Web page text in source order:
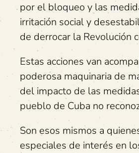
por el bloqueo y las
irritación social y
de derrocar la Revolución
Estas acciones van
poderosa maquinaria de
del impacto de las
pueblo de Cuba no
Son esos mismos a
especiales de interés en